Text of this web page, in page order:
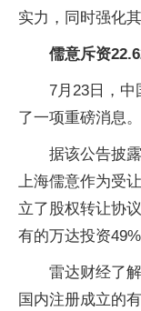
实力，同时强化
儒意斥资
7月23日，
了一项重磅消息。
据该公告披
上海儒意作为受
立了股权转让协
有的万达投资49%
雷达财经了
国内注册成立的